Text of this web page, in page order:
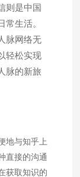
则是中国
常生活。
脉网络无
轻松实现
脉的新旅
地与知乎上
直接的沟通
获取知识的